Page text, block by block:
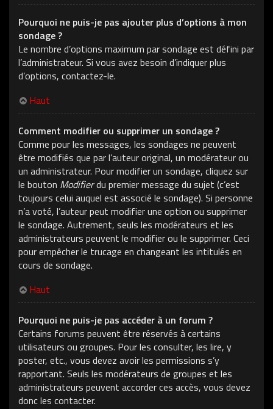
Pourquoi ne puis-je pas ajouter plus d’options à mon
sondage ?
Le nombre d’options maximum par sondage est défini par
l’administrateur. Si vous avez besoin d’indiquer plus
d’options, contactez-le.
Haut
Comment modifier ou supprimer un sondage ?
Comme pour les messages, les sondages ne peuvent
être modifiés que par l’auteur original, un modérateur ou
un administrateur. Pour modifier un sondage, cliquez sur
le bouton Modifierdu premier message du sujet (c’est
toujours celui auquel est associé le sondage). Si personne
n’a voté, l’auteur peut modifier une option ou supprimer
le sondage. Autrement, seuls les modérateurs et les
administrateurs peuvent le modifier ou le supprimer. Ceci
pour empêcher le trucage en changeant les intitulés en
cours de sondage.
Haut
Pourquoi ne puis-je pas accéder à un forum ?
Certains forums peuvent être réservés à certains
utilisateurs ou groupes. Pour les consulter, les lire, y
poster, etc., vous devez avoir les permissions s’y
rapportant. Seuls les modérateurs de groupes et les
administrateurs peuvent accorder ces accès, vous devez
donc les contacter.